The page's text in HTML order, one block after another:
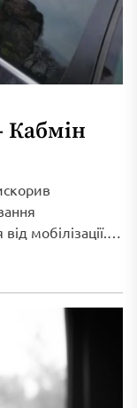
Кабмін
мобілізації.
інформацією
таких осіб